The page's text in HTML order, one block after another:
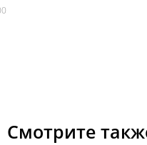
Смотрите